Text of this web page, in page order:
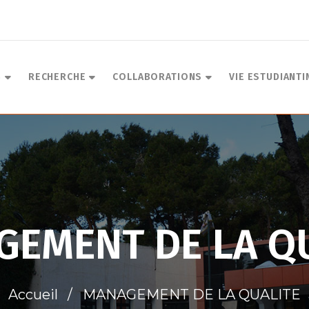
RECHERCHE COLLABORATIONS VIE
DE LA
Accueil MANAGEMENT DE LA QUALITE